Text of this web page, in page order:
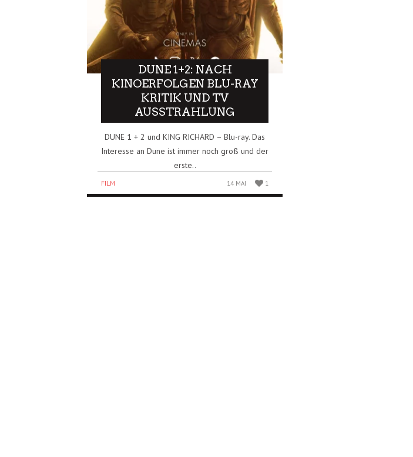
DUNE 1+2: NACH
KINOERFOLGEN BLU-RAY
KRITIK UND TV
AUSSTRAHLUNG
DUNE 1 + 2 und KING RICHARD – Blu-ray. Das
Interesse an Dune ist immer noch groß und der
erste..
FILM 14 MAI 1